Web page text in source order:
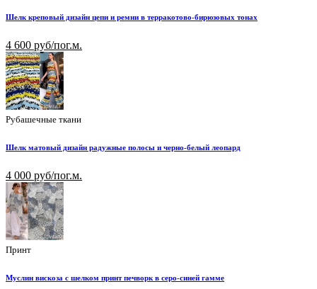
Шелк креповый дизайн цепи и ремни в терракотово-бирюзовых тонах
4 600 руб/пог.м.
Рубашечные ткани
Шелк матовый дизайн радужные полосы и черно-белый леопард
4 000 руб/пог.м.
Принт
Муслин вискоза с шелком принт печворк в серо-синей гамме